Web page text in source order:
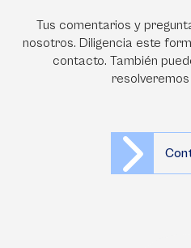
Tus comentarios y
nosotros. Diligencia este
contacto. También